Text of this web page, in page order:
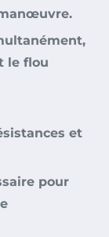
le flou
et
pour